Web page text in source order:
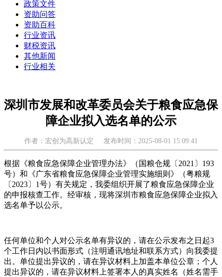
政策文件
资助问答
资助百科
行业资讯
财税资讯
其他新闻
行业相关
深圳市发展和改革委员会关于粮食应急保
障企业拟入选名单的公示
作者：宏创为高新认定 发布时间：2025-08-01 15:09:41
根据《粮食应急保障企业管理办法》（国粮仓规〔2021〕193
号）和《广东省粮食应急保障企业管理实施细则》（粤粮规
〔2023〕1号）有关规定，我委组织开展了粮食应急保障企业
的申报核查工作。经审核，现将深圳市粮食应急保障企业拟入
选名单予以公示。
任何单位和个人对公示名单有异议的，请在公示发布之日起3
个工作日内以书面形式（注明通讯地址和联系方式）向我委提
出。单位提出异议的，请在异议材料上加盖本单位公章；个人
提出异议的，请在异议材料上签署本人的真实姓名（姓名需手